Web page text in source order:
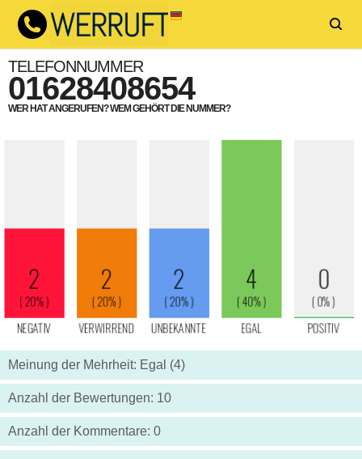
TELEFONNUMMER
01628408654
WER HAT ANGERUFEN? WEM GEHÖRT DIE NUMMER?
Meinung der Mehrheit: Egal (4)
Anzahl der Bewertungen: 10
Anzahl der Kommentare: 0